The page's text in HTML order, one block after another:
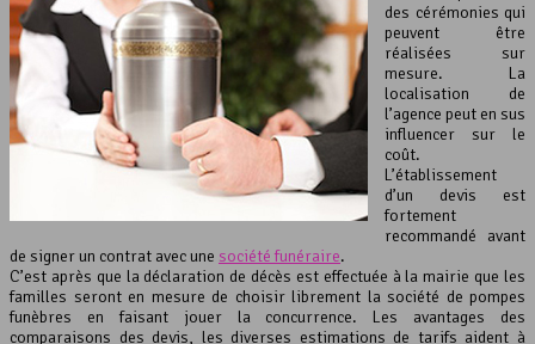
des cérémonies qui
peuvent être
réalisées sur
mesure. La
localisation de
l’agence peut en sus
influencer sur le
coût.
L’établissement
d’un devis est
fortement
recommandé avant
de signer un contrat avec une société funéraire.
C’est après que la déclaration de décès est effectuée à la mairie que les
familles seront en mesure de choisir librement la société de pompes
funèbres en faisant jouer la concurrence. Les avantages des
comparaisons des devis, les diverses estimations de tarifs aident à